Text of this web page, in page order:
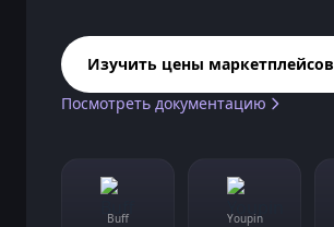
Изучить цены маркетплейсов
Посмотреть документацию
Buff Youpin